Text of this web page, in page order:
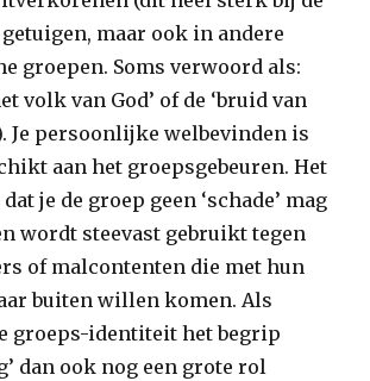
getuigen, maar ook in andere
groepen. Soms verwoord als:
volk van God’ of de ‘bruid van
Je persoonlijke welbevinden is
aan het groepsgebeuren. Het
je de groep geen ‘schade’ mag
wordt steevast gebruikt tegen
of malcontenten die met hun
buiten willen komen. Als
groeps-identiteit het begrip
dan ook nog een grote rol